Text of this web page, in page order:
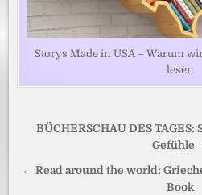
Storys Made in USA – Warum
lesen
BÜCHERSCHAU DES
Gefühle
← Read around the world:
Book